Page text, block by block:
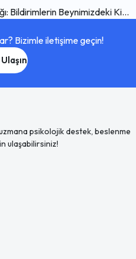
Dijital Dünyanın Dikkat Tuzağı: Bildirimlerin Beynimizdeki Kimyasal Etkisi
Bizimle iletişime geçin!
psikolojik destek, beslenme
ulaşabilirsiniz!